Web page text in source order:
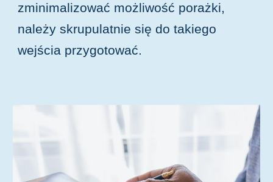
zminimalizować możliwość porażki,
należy skrupulatnie się do takiego
wejścia przygotować.